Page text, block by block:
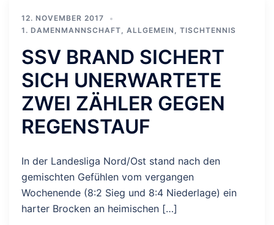
12. NOVEMBER 2017
1. DAMENMANNSCHAFT, ALLGEMEIN , TISCHTENNIS
SSV BRAND SICHERT
SICH UNERWARTETE
ZWEI ZÄHLER GEGEN
REGENSTAUF
In der Landesliga Nord/Ost stand nach den
gemischten Gefühlen vom vergangen
Wochenende (8:2 Sieg und 8:4 Niederlage) ein
harter Brocken an heimischen […]